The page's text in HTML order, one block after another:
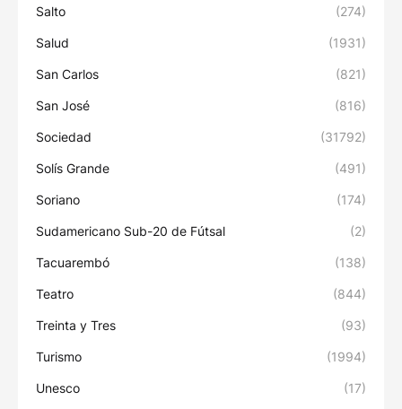
Salto (274)
Salud (1931)
San Carlos (821)
San José (816)
Sociedad (31792)
Solís Grande (491)
Soriano (174)
Sudamericano Sub-20 de Fútsal (2)
Tacuarembó (138)
Teatro (844)
Treinta y Tres (93)
Turismo (1994)
Unesco (17)